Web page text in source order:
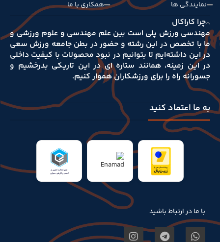
نمایندگی ها
همکاری با ما
چرا کاراکال
مهندسی ورزش پلی است بین علم مهندسی و علوم‌ ورزشی و
ما با تخصص در این رشته و حضور در بطن جامعه ورزش سعی
در این داشته‌ایم تا بتوانیم در نبود محصولات با کیفیت داخلی
در این زمینه، همانند ستاره ای در این تاریکی بدرخشیم و
جسورانه راه را برای ورزشکاران هموار کنیم.
به ما اعتماد کنید
با ما در ارتباط باشید